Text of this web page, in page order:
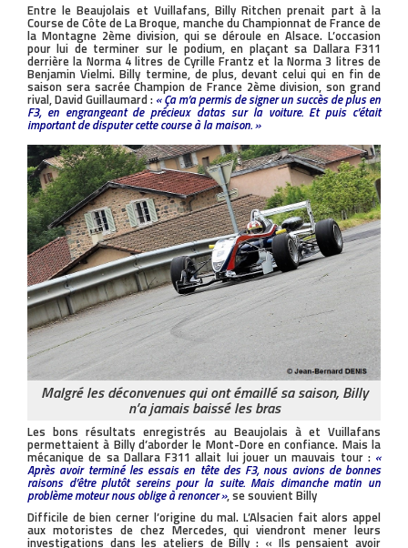
Entre le Beaujolais et Vuillafans, Billy Ritchen prenait part à la
Course de Côte de La Broque, manche du Championnat de France de
la Montagne 2ème division, qui se déroule en Alsace. L’occasion
pour lui de terminer sur le podium, en plaçant sa Dallara F311
derrière la Norma 4 litres de Cyrille Frantz et la Norma 3 litres de
Benjamin Vielmi. Billy termine, de plus, devant celui qui en fin de
saison sera sacrée Champion de France 2ème division, son grand
rival, David Guillaumard : « Ça m’a permis de signer un succès de plus en
F3, en engrangeant de précieux datas sur la voiture. Et puis c’était
important de disputer cette course à la maison. »
Malgré les déconvenues qui ont émaillé sa saison, Billy
n’a jamais baissé les bras
Les bons résultats enregistrés au Beaujolais à et Vuillafans
permettaient à Billy d’aborder le Mont-Dore en confiance. Mais la
mécanique de sa Dallara F311 allait lui jouer un mauvais tour : «
Après avoir terminé les essais en tête des F3, nous avions de bonnes
raisons d’être plutôt sereins pour la suite. Mais dimanche matin un
problème moteur nous oblige à renoncer », se souvient Billy
Difficile de bien cerner l’origine du mal. L’Alsacien fait alors appel
aux motoristes de chez Mercedes, qui viendront mener leurs
investigations dans les ateliers de Billy : « Ils pensaient avoir